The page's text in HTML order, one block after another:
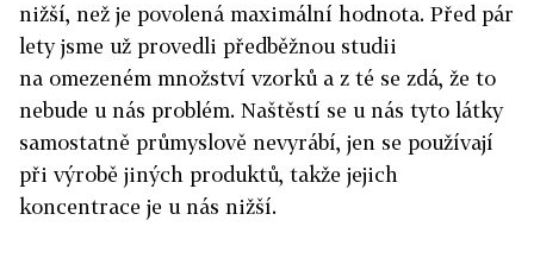
nižší, než je povolená maximální hodnota. Před pár
lety jsme už provedli předběžnou studii
na omezeném množství vzorků a z té se zdá, že to
nebude u nás problém. Naštěstí se u nás tyto látky
samostatně průmyslově nevyrábí, jen se používají
při výrobě jiných produktů, takže jejich
koncentrace je u nás nižší.